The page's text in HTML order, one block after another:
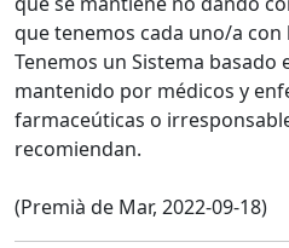
que tenemos cada uno/a con
Tenemos un Sistema
mantenido por médicos y
farmaceúticas o
recomiendan.
(Premià de Mar, 2022-09-18)